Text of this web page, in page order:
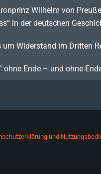
Wilhelm von
in der deutschen
um Widerstand im Dritten
ohne Ende – und ohne
und